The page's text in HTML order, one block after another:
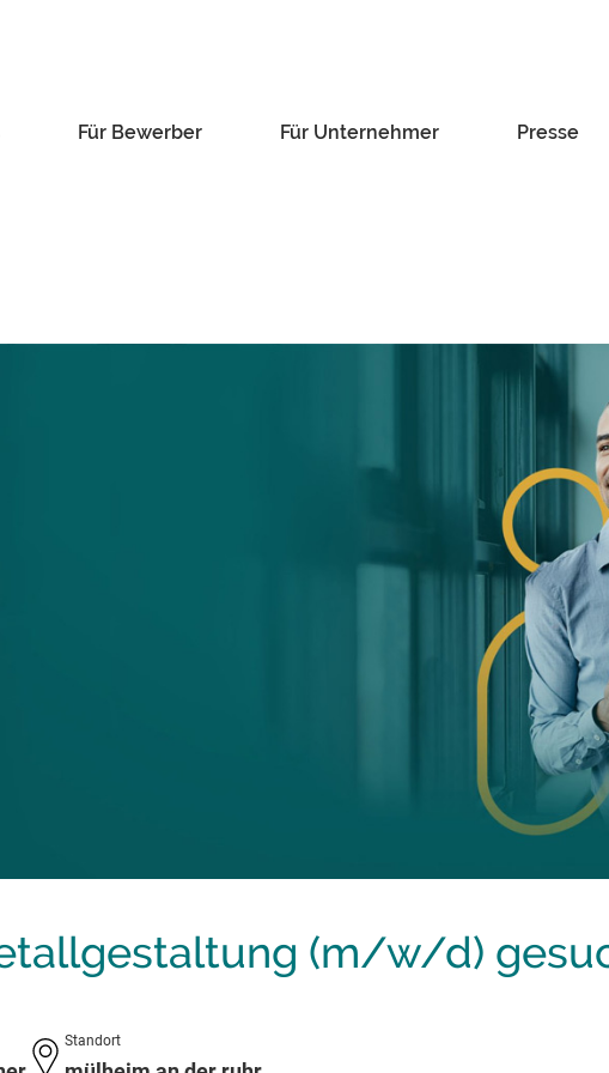
Für Bewerber Für Unternehmer Presse
(m/w/d)
Standort